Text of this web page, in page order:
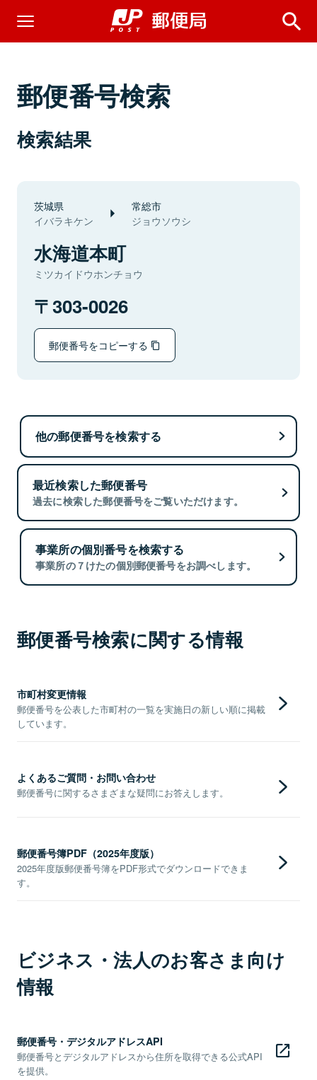
郵便番号検索
検索結果
茨城県
イバラキケン
常総市
ジョウソウシ
水海道本町
ミツカイドウホンチョウ
303-0026
郵便番号をコピーする
他の郵便番号を検索する
最近検索した郵便番号
過去に検索した郵便番号をご覧いただけます。
事業所の個別番号を検索する
事業所の７けたの個別郵便番号をお調べします。
郵便番号検索に関する情報
市町村変更情報
郵便番号を公表した市町村の一覧を実施日の新しい順に掲載
しています。
よくあるご質問・お問い合わせ
郵便番号に関するさまざまな疑問にお答えします。
郵便番号簿PDF（2025年度版）
2025年度版郵便番号簿をPDF形式でダウンロードできま
す。
ビジネス・法人のお客さま向け
情報
郵便番号・デジタルアドレスAPI
郵便番号とデジタルアドレスから住所を取得できる公式API
を提供。